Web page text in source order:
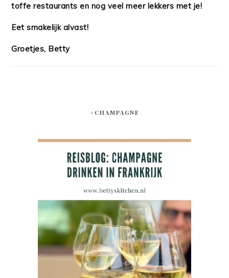
toffe restaurants en nog veel meer lekkers met je!
Eet smakelijk alvast!
Groetjes, Betty
#CHAMPAGNE